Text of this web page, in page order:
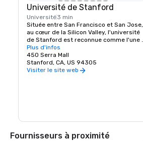
Université de Stanford
Université3 min
Située entre San Francisco et San Jose,
au cœur de la Silicon Valley, l'université
de Stanford est reconnue comme l'une
des principales institutions de recherche
et d'enseignement au monde.
Plus d'infos
450 Serra Mall
Stanford, CA, US 94305
Visiter le site web
Fournisseurs à proximité